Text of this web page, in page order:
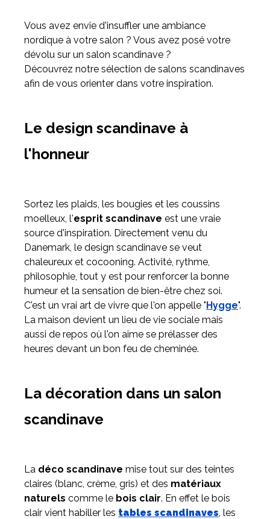
Inspirez-vous du catalogue
Personnalisez nos modèles pour créer le meuble qui vous
ressemble.
Meuble d'angle
Vous avez envie d'insuffler une ambiance
nordique à votre salon ? Vous avez posé votre
dévolu sur un salon scandinave ?
Découvrez notre sélection de salons scandinaves
afin de vous orienter dans votre inspiration.
Le design scandinave à
l'honneur
Sortez les plaids, les bougies et les coussins
moelleux, l'esprit scandinave est une vraie
source d'inspiration. Directement venu du
Danemark, le design scandinave se veut
chaleureux et cocooning. Activité, rythme,
philosophie, tout y est pour renforcer la bonne
humeur et la sensation de bien-être chez soi.
C'est un vrai art de vivre que l'on appelle "Hygge".
La maison devient un lieu de vie sociale mais
aussi de repos où l'on aime se prélasser des
heures devant un bon feu de cheminée.
La décoration dans un salon
scandinave
La déco scandinave mise tout sur des teintes
claires (blanc, crème, gris) et des matériaux
naturels comme le bois clair. En effet le bois
clair vient habiller les tables scandinaves, les